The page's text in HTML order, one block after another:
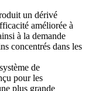
un dérivé
améliorée à
à la demande
concentrés dans les
de
pour les
plus grande